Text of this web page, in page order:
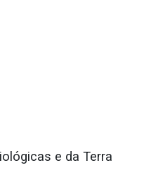
e da Terra